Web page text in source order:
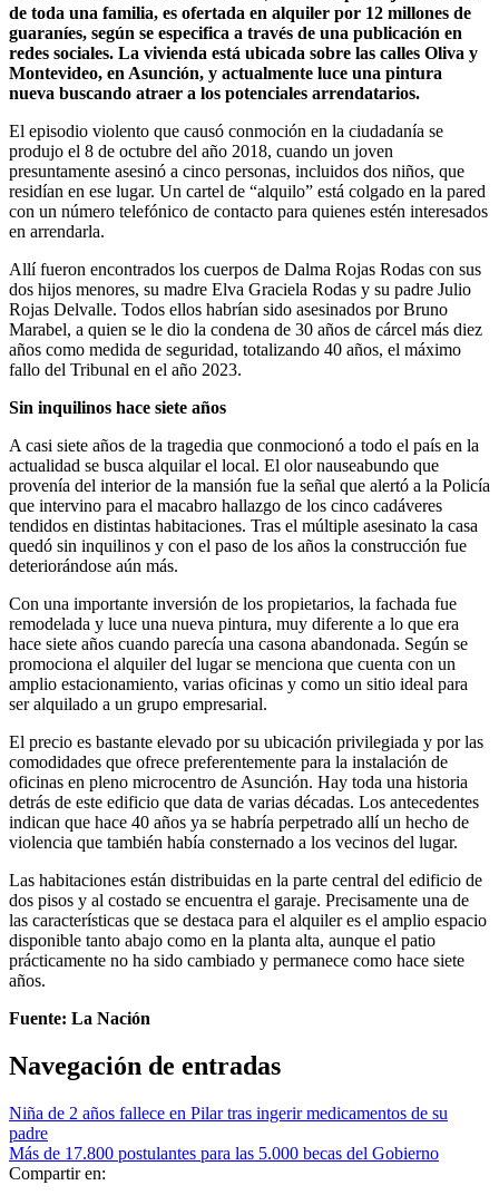
de toda una familia, es ofertada en alquiler por 12 millones de
guaraníes, según se especifica a través de una publicación en
redes sociales. La vivienda está ubicada sobre las calles Oliva y
Montevideo, en Asunción, y actualmente luce una pintura
nueva buscando atraer a los potenciales arrendatarios.
El episodio violento que causó conmoción en la ciudadanía se
produjo el 8 de octubre del año 2018, cuando un joven
presuntamente asesinó a cinco personas, incluidos dos niños, que
residían en ese lugar. Un cartel de “alquilo” está colgado en la pared
con un número telefónico de contacto para quienes estén interesados
en arrendarla.
Allí fueron encontrados los cuerpos de Dalma Rojas Rodas con sus
dos hijos menores, su madre Elva Graciela Rodas y su padre Julio
Rojas Delvalle. Todos ellos habrían sido asesinados por Bruno
Marabel, a quien se le dio la condena de 30 años de cárcel más diez
años como medida de seguridad, totalizando 40 años, el máximo
fallo del Tribunal en el año 2023.
Sin inquilinos hace siete años
A casi siete años de la tragedia que conmocionó a todo el país en la
actualidad se busca alquilar el local. El olor nauseabundo que
provenía del interior de la mansión fue la señal que alertó a la Policía
que intervino para el macabro hallazgo de los cinco cadáveres
tendidos en distintas habitaciones. Tras el múltiple asesinato la casa
quedó sin inquilinos y con el paso de los años la construcción fue
deteriorándose aún más.
Con una importante inversión de los propietarios, la fachada fue
remodelada y luce una nueva pintura, muy diferente a lo que era
hace siete años cuando parecía una casona abandonada. Según se
promociona el alquiler del lugar se menciona que cuenta con un
amplio estacionamiento, varias oficinas y como un sitio ideal para
ser alquilado a un grupo empresarial.
El precio es bastante elevado por su ubicación privilegiada y por las
comodidades que ofrece preferentemente para la instalación de
oficinas en pleno microcentro de Asunción. Hay toda una historia
detrás de este edificio que data de varias décadas. Los antecedentes
indican que hace 40 años ya se habría perpetrado allí un hecho de
violencia que también había consternado a los vecinos del lugar.
Las habitaciones están distribuidas en la parte central del edificio de
dos pisos y al costado se encuentra el garaje. Precisamente una de
las características que se destaca para el alquiler es el amplio espacio
disponible tanto abajo como en la planta alta, aunque el patio
prácticamente no ha sido cambiado y permanece como hace siete
años.
Fuente: La Nación
Navegación de entradas
Niña de 2 años fallece en Pilar tras ingerir medicamentos de su
padre
Más de 17.800 postulantes para las 5.000 becas del Gobierno
Compartir en: